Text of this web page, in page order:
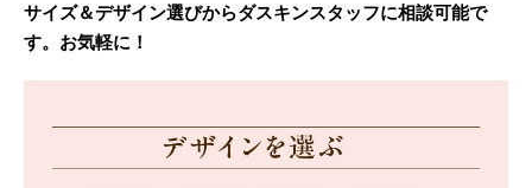
サイズ＆デザイン選びからダスキンスタッフに相談可能で
す。お気軽に！